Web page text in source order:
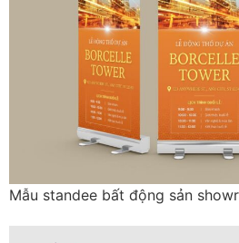
Mẫu standee bất động sản